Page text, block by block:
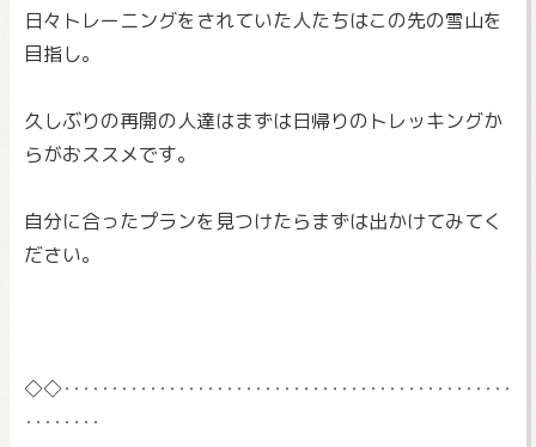
日々トレーニングをされていた人たちはこの先の雪山を
目指し。
久しぶりの再開の人達はまずは日帰りのトレッキングか
らがおススメです。
自分に合ったプランを見つけたらまずは出かけてみてく
ださい。
‥‥‥‥